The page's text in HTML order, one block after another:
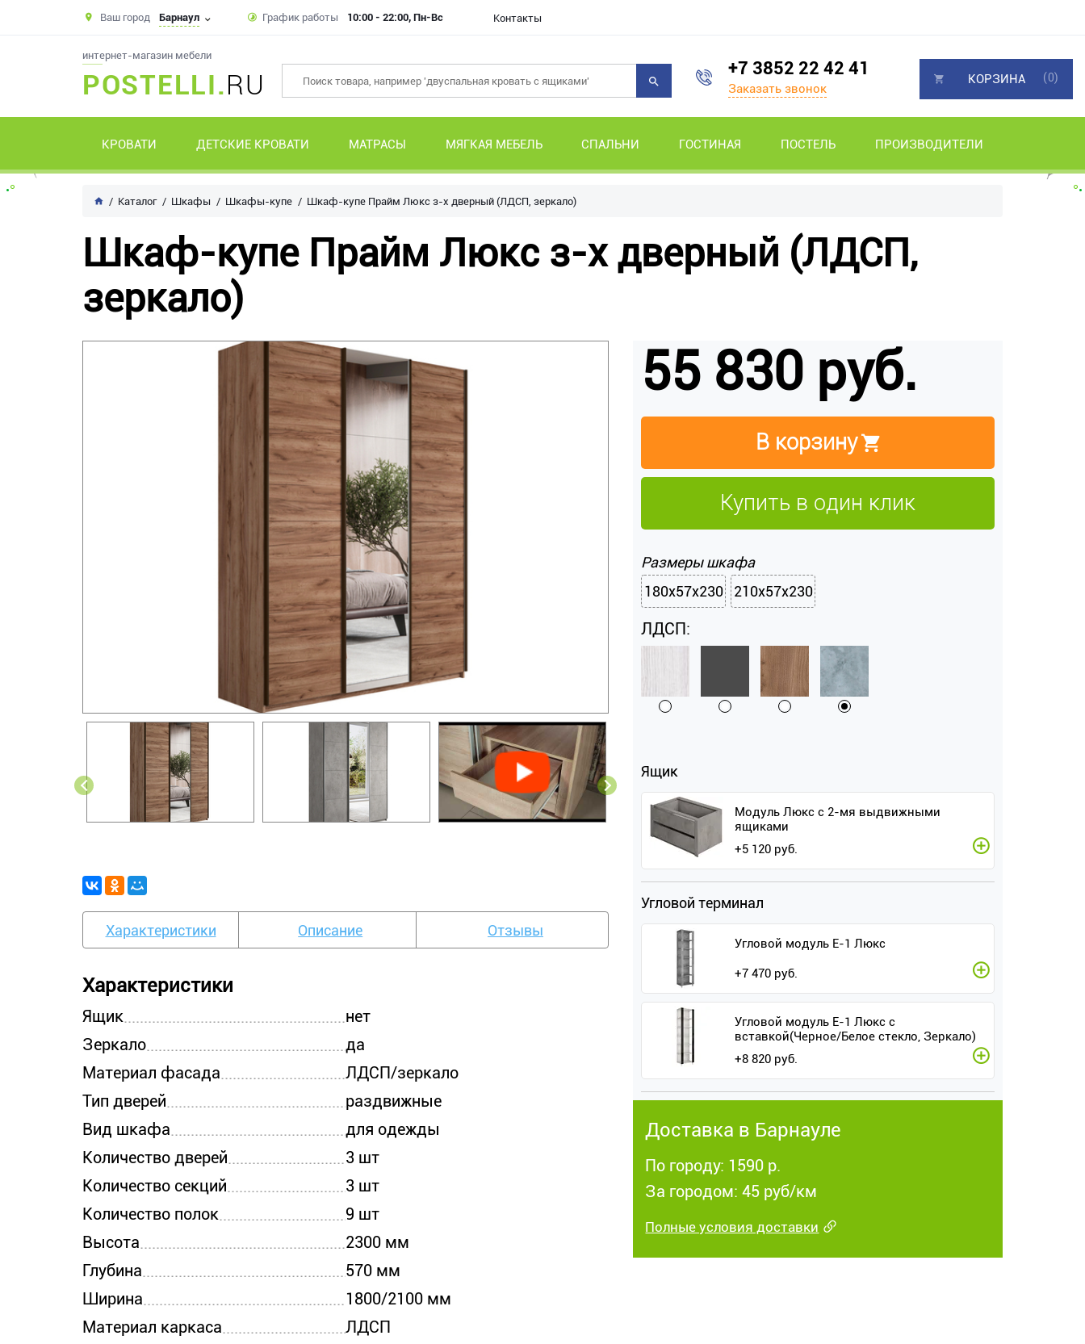
Ваш город Барнаул График работы 10:00 - 22:00, Пн-Вс Контакты
интернет-магазин мебели
POSTELLI.RU
+7 3852 22 42 41
Заказать звонок
КРОВАТИ ДЕТСКИЕ КРОВАТИ МАТРАСЫ МЯГКАЯ МЕБЕЛЬ СПАЛЬНИ ГОСТИНАЯ ПОСТЕЛЬ ПРОИЗВОДИТЕЛИ
КОРЗИНА (0)
Каталог Шкафы Шкафы-купе Шкаф-купе Прайм Люкс з-х дверный (ЛДСП, зеркало)
Шкаф-купе Прайм Люкс з-х дверный (ЛДСП,
зеркало)
Характеристики Описание Отзывы
Характеристики
Ящик
нет
Зеркало
да
Материал фасада
ЛДСП/зеркало
Тип дверей
раздвижные
Вид шкафа
для одежды
Количество дверей
3 шт
Количество секций
3 шт
Количество полок
9 шт
Высота
2300 мм
Глубина
570 мм
Ширина
1800/2100 мм
Материал каркаса
ЛДСП
55 830 руб.
В корзину
Купить в один клик
Размеры шкафа
180x57x230
210x57x230
ЛДСП:
Ящик
Модуль Люкс с 2-мя выдвижными
ящиками
+5 120 руб.
Угловой терминал
Угловой модуль Е-1 Люкс
+7 470 руб.
Угловой модуль Е-1 Люкс с
вставкой(Черное/Белое стекло, Зеркало)
+8 820 руб.
Доставка в Барнауле
По городу: 1590 р.
За городом: 45 руб/км
Полные условия доставки